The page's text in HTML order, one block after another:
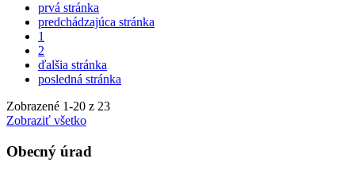
prvá stránka
predchádzajúca stránka
1
2
ďalšia stránka
posledná stránka
Zobrazené 1-20 z 23
Zobraziť všetko
Obecný úrad